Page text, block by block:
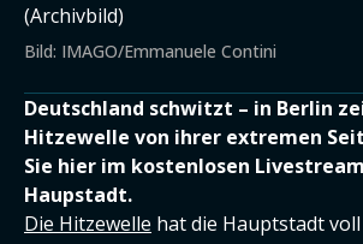
(Archivbild)
Bild: IMAGO/Emmanuele Contini
Deutschland schwitzt – in Berlin
Hitzewelle von ihrer extremen
Sie hier im kostenlosen
Haupstadt.
Die Hitzewelle hat die Hauptstadt